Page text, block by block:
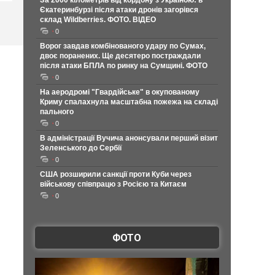
Єкатеринбурзі після атаки дронів загорівся
склад Wildberries. ФОТО. ВІДЕО
0
Ворог завдав комбінованого удару по Сумах,
двоє поранених. Ще десятеро постраждали
після атаки БПЛА по ринку на Сумщині. ФОТО
0
На аеродромі "Гвардійське" в окупованому
Криму спалахнула масштабна пожежа на складі
пального
0
В адміністрації Вучича анонсували перший візит
Зеленського до Сербії
0
США розширили санкції проти Куби через
військову співпрацю з Росією та Китаєм
0
ФОТО